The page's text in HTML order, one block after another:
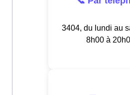
3404, du lundi au
8h00 à